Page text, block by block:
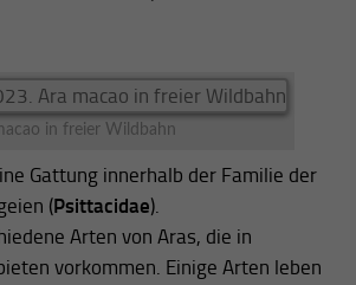
in freier Wildbahn
Gattung innerhalb der Familie der
(Psittacidae).
Arten von Aras, die in
vorkommen. Einige Arten leben